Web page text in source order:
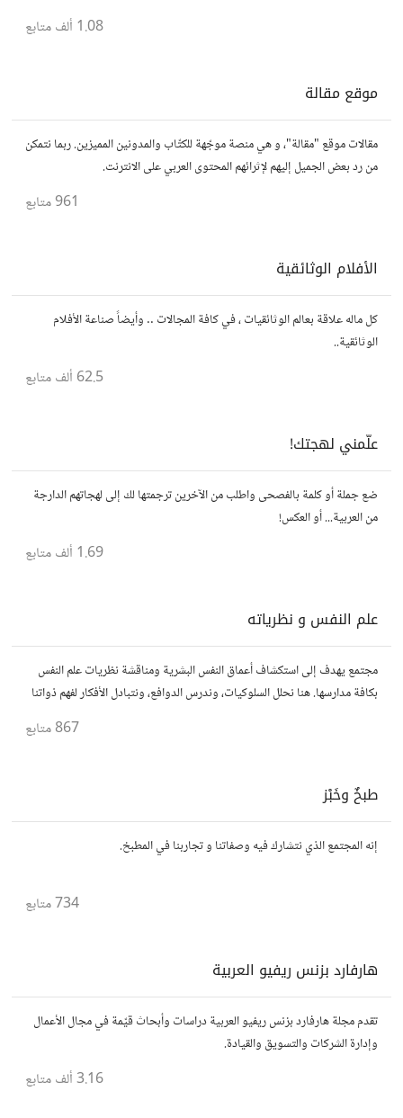
1.08 ألف متابع
موقع مقالة
مقالات موقع "مقالة"، و هي منصة موجّهة للكتّاب والمدونين المميزين. ربما نتمكن
من رد بعض الجميل إليهم لإثرائهم المحتوى العربي على الانترنت.
961متابع
الأفلام الوثائقية
كل ماله علاقة بعالم الوثائقيات ، في كافة المجالات .. وأيضاً صناعة الأفلام
الوثائقية..
62.5 ألف متابع
علّمني لهجتك!
ضع جملة أو كلمة بالفصحى واطلب من الآخرين ترجمتها لك إلى لهجاتهم الدارجة
من العربية... أو العكس!
1.69 ألف متابع
علم النفس و نظرياته
مجتمع يهدف إلى استكشاف أعماق النفس البشرية ومناقشة نظريات علم النفس
بكافة مدارسها. هنا نحلل السلوكيات، وندرس الدوافع، ونتبادل الأفكار لفهم ذواتنا
867متابع
طبخٌ وخَبْز
إنه المجتمع الذي نتشارك فيه وصفاتنا و تجاربنا في المطبخ.
734متابع
هارفارد بزنس ريفيو العربية
تقدم مجلة هارفارد بزنس ريفيو العربية دراسات وأبحاث قيّمة في مجال الأعمال
وإدارة الشركات والتسويق والقيادة.
3.16 ألف متابع